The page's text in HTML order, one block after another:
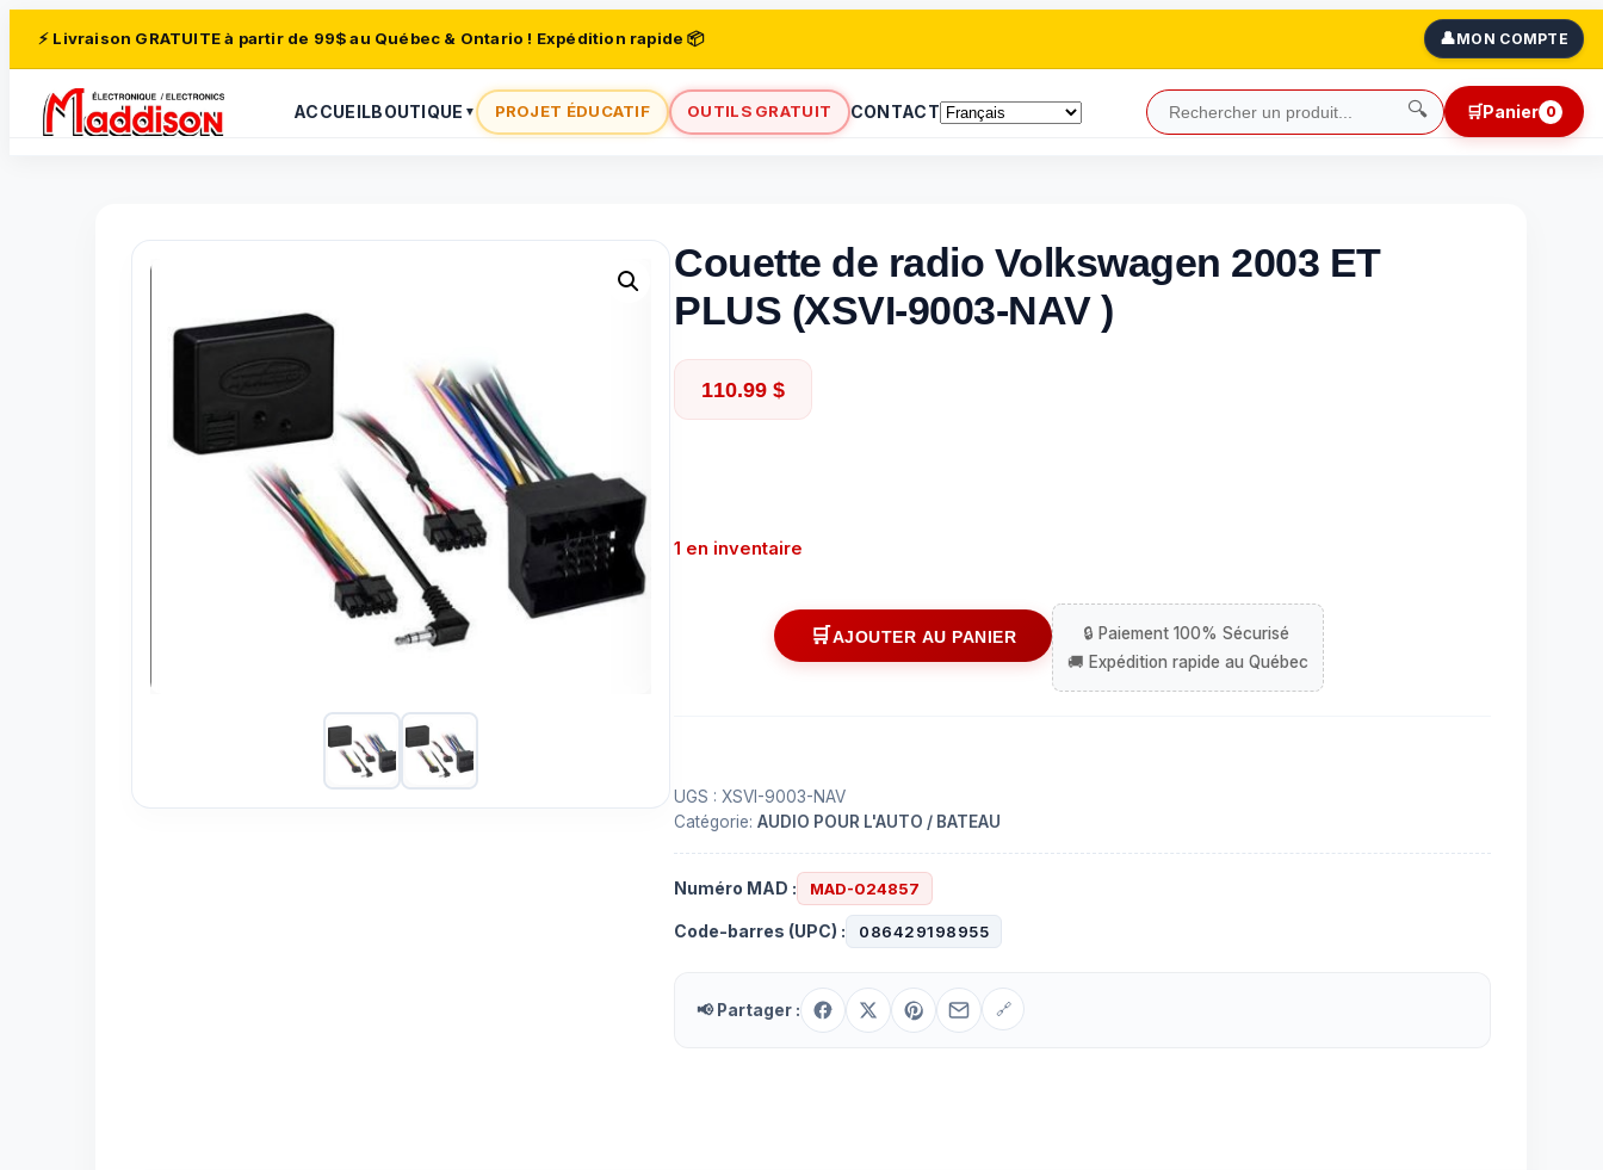
⚡ Livraison GRATUITE à partir de 99$ au Québec & Ontario ! Expédition rapide 📦 👤MON COMPTE
ACCUEILBOUTIQUE ▼ PROJET ÉDUCATIF OUTILS GRATUIT CONTACT 🔍 🛒Panier 0
Couette de radio Volkswagen 2003 ET
PLUS (XSVI-9003-NAV )
110.99 $
1 en inventaire
Volkswagen
2003
ET
PLUS
AJOUTER AU PANIER
UGS : XSVI-9003-NAV
Catégorie: AUDIO POUR L'AUTO / BATEAU
Numéro MAD : MAD-024857
Code-barres (UPC) : 086429198955
📢 Partager : 🔗